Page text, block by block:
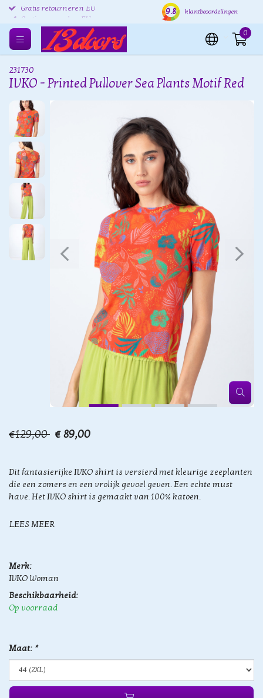
Gratis retourneren EU Verzending binnen 24 uur
9.8 klantbeoordelingen
0
231730
IVKO - Printed Pullover Sea Plants Motif Red
€129,00 € 89,00
Dit fantasierijke IVKO shirt is versierd met kleurige zeeplanten
die een zomers en een vrolijk gevoel geven. Een echte must
have. Het IVKO shirt is gemaakt van 100% katoen.
LEES MEER
Merk:
IVKO Woman
Beschikbaarheid:
Op voorraad
Maat: *